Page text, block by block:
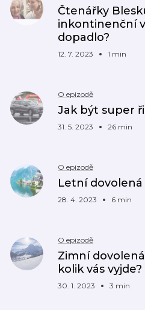
Čtenářky
inkontinenční
dopadlo?
12. 7. 2023 1 min
O epizodě
Jak být super
31. 5. 2023 26 min
O epizodě
Letní dovolená
28. 4. 2023 6 min
O epizodě
Zimní
kolik vás vyjde?
30. 1. 2023 3 min